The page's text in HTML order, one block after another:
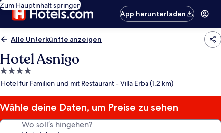
Zum Hauptinhalt springen
App herunterladen
Alle Unterkünfte anzeigen
Hotel Asnigo
4.0-
Sterne-
Hotel für Familien und mit Restaurant - Villa Erba (1,2 km)
Wähle deine Daten, um Preise zu sehen
Wo soll’s hingehen?